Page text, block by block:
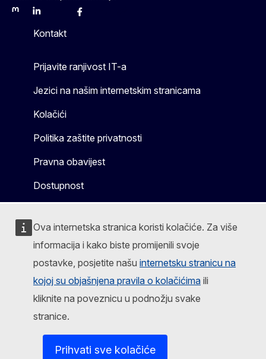
Ova internetska stranica koristi kolačiće. Za više
informacija i kako biste promijenili svoje
postavke, posjetite našu internetsku stranicu na
kojoj su objašnjena pravila o kolačićima ili
kliknite na poveznicu u podnožju svake
stranice.
Prihvati sve kolačiće
MastodonLinkedInBlueskyFacebook
Kontakt
Prijavite ranjivost IT-a
Jezici na našim internetskim stranicama
Kolačići
Politika zaštite privatnosti
Pravna obavijest
Dostupnost